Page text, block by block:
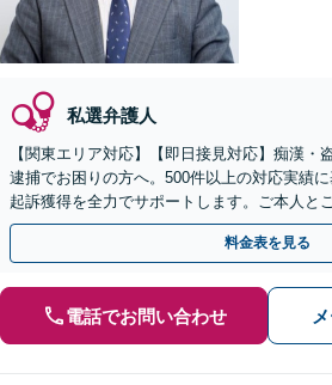
私選弁護人
【関東エリア対応】【即日接見対応】痴漢・
逮捕でお困りの方へ。500件以上の対応実績
起訴獲得を全力でサポートします。ご本人と
に迅速に動きます。【初回面談無料】
料金表を見る
電話でお問い合わせ